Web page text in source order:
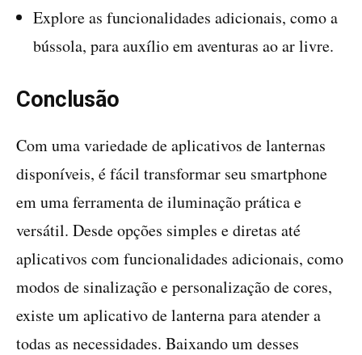
Explore as funcionalidades adicionais, como a
bússola, para auxílio em aventuras ao ar livre.
Conclusão
Com uma variedade de aplicativos de lanternas
disponíveis, é fácil transformar seu smartphone
em uma ferramenta de iluminação prática e
versátil. Desde opções simples e diretas até
aplicativos com funcionalidades adicionais, como
modos de sinalização e personalização de cores,
existe um aplicativo de lanterna para atender a
todas as necessidades. Baixando um desses